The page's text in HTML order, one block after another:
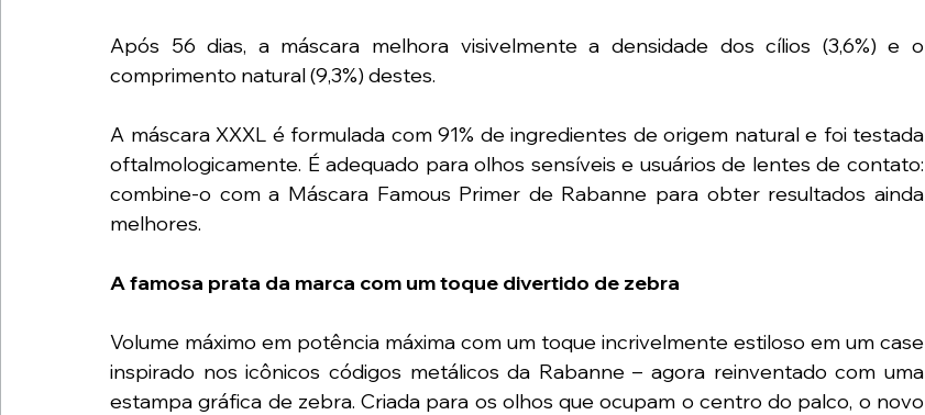
Após 56 dias, a máscara melhora visivelmente a densidade dos cílios (3,6%) e o
comprimento natural (9,3%) destes.
A máscara XXXL é formulada com 91% de ingredientes de origem natural e foi testada
oftalmologicamente. É adequado para olhos sensíveis e usuários de lentes de contato:
combine-o com a Máscara Famous Primer de Rabanne para obter resultados ainda
melhores.
A famosa prata da marca com um toque divertido de zebra
Volume máximo em potência máxima com um toque incrivelmente estiloso em um case
inspirado nos icônicos códigos metálicos da Rabanne – agora reinventado com uma
estampa gráfica de zebra. Criada para os olhos que ocupam o centro do palco, o novo